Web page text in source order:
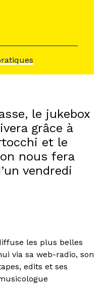
le jukebox
grâce à
et le
nous fera
vendredi
les plus belles
via sa web-radio, son
edits et ses